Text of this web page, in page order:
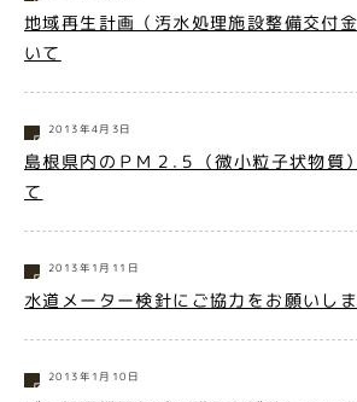
地域再生計画（汚水処理施設整備交付
いて
2013年4月3日
島根県内のＰＭ２.５（微小粒子状物質
て
2013年1月11日
水道メーター検針にご協力をお願いし
2013年1月10日